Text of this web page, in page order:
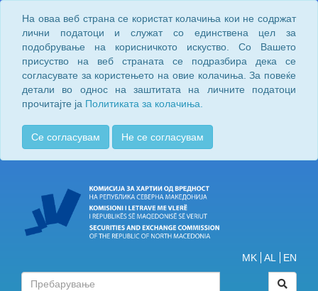
На оваа веб страна се користат колачиња кои не содржат
лични податоци и служат со единствена цел за
подобрување на корисничкото искуство. Со Вашето
присуство на веб страната се подразбира дека се
согласувате за користењето на овие колачиња. За повеќе
детали во однос на заштитата на личните податоци
прочитајте ја Политиката за колачиња.
Се согласувам Не се согласувам
MK AL EN